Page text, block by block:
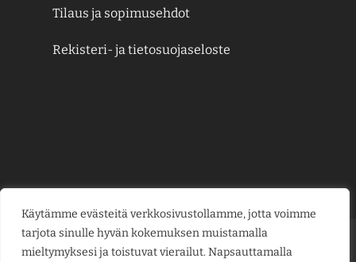
Käytämme evästeitä verkkosivustollamme, jotta voimme
tarjota sinulle hyvän kokemuksen muistamalla
mieltymyksesi ja toistuvat vierailut. Napsauttamalla
Tilaus ja sopimusehdot
Rekisteri- ja tietosuojaseloste
Credit
MasterCard
Visa
Visa